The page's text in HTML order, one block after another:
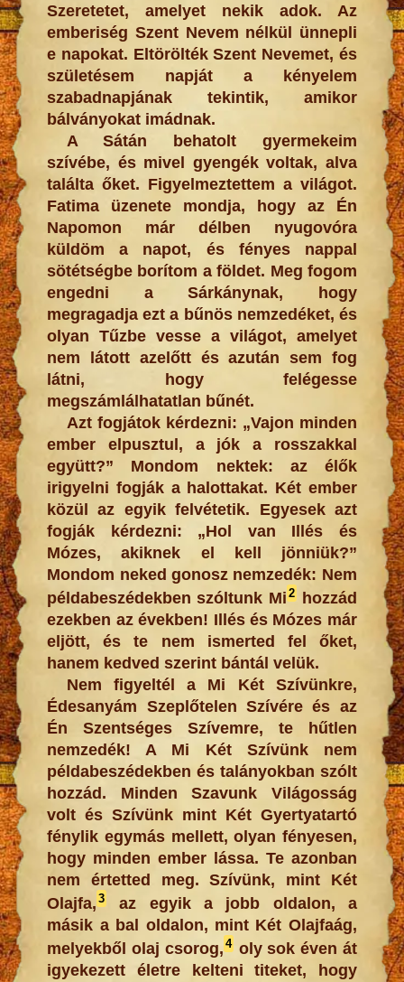
Szeretetet, amelyet nekik adok. Az
emberiség Szent Nevem nélkül ünnepli
e napokat. Eltörölték Szent Nevemet, és
születésem napját a kényelem
szabadnapjának tekintik, amikor
bálványokat imádnak.
A Sátán behatolt gyermekeim
szívébe, és mivel gyengék voltak, alva
találta őket. Figyelmeztettem a világot.
Fatima üzenete mondja, hogy az Én
Napomon már délben nyugovóra
küldöm a napot, és fényes nappal
sötétségbe borítom a földet. Meg fogom
engedni a Sárkánynak, hogy
megragadja ezt a bűnös nemzedéket, és
olyan Tűzbe vesse a világot, amelyet
nem látott azelőtt és azután sem fog
látni, hogy felégesse
megszámlálhatatlan bűnét.
Azt fogjátok kérdezni: „Vajon minden
ember elpusztul, a jók a rosszakkal
együtt?” Mondom nektek: az élők
irigyelni fogják a halottakat. Két ember
közül az egyik felvétetik. Egyesek azt
fogják kérdezni: „Hol van Illés és
Mózes, akiknek el kell jönniük?”
Mondom neked gonosz nemzedék: Nem
példabeszédekben szóltunk Mi 2hozzád
ezekben az években! Illés és Mózes már
eljött, és te nem ismerted fel őket,
hanem kedved szerint bántál velük.
Nem figyeltél a Mi Két Szívünkre,
Édesanyám Szeplőtelen Szívére és az
Én Szentséges Szívemre, te hűtlen
nemzedék! A Mi Két Szívünk nem
példabeszédekben és talányokban szólt
hozzád. Minden Szavunk Világosság
volt és Szívünk mint Két Gyertyatartó
fénylik egymás mellett, olyan fényesen,
hogy minden ember lássa. Te azonban
nem értetted meg. Szívünk, mint Két
Olajfa,3
az egyik a jobb oldalon, a
másik a bal oldalon, mint Két Olajfaág,
melyekből olaj csorog, 4oly sok éven át
igyekezett életre kelteni titeket, hogy